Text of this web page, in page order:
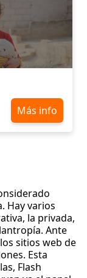
Más info
Hay varios
la privada,
Ante
sitios web de
Esta
Flash